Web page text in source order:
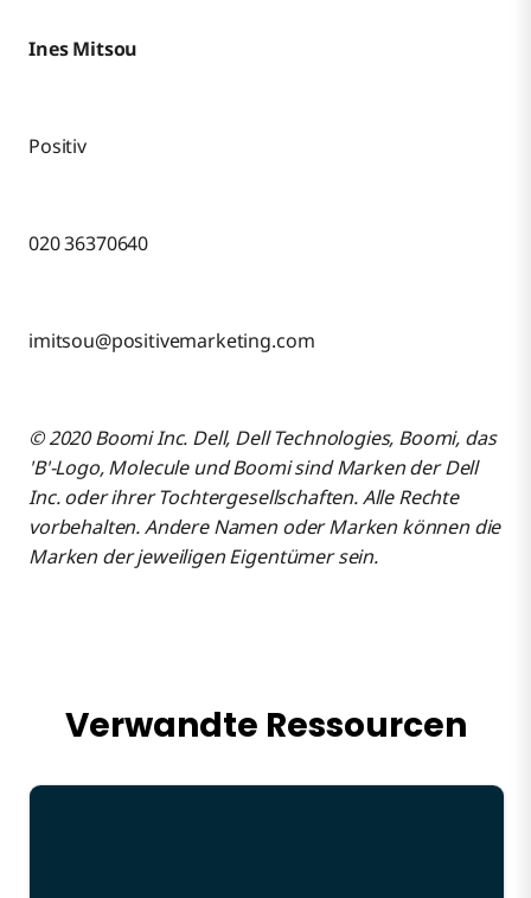
Ines Mitsou
Positiv
020 36370640
imitsou@positivemarketing.com
© 2020 Boomi Inc. Dell, Dell Technologies, Boomi, das
'B'-Logo, Molecule und Boomi sind Marken der Dell
Inc. oder ihrer Tochtergesellschaften. Alle Rechte
vorbehalten. Andere Namen oder Marken können die
Marken der jeweiligen Eigentümer sein.
Verwandte Ressourcen